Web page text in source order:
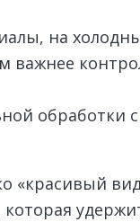
на
важнее
обработки
«красивый